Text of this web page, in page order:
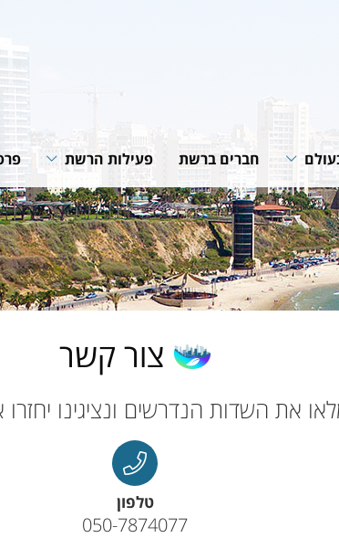
של
של הרשת
חברים ברשת פעילות הרשת
תוכניות ופעילות הרשת
שיתופי פעולה
צור קשר
את השדות הנדרשים ונציגינו
טלפון
050-7874077